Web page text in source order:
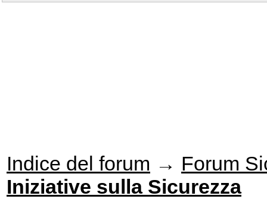
Indice del forum → Forum
Iniziative sulla Sicurezza